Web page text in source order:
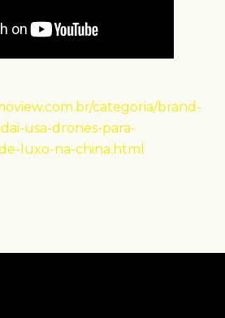
categoria/brand-
usa-drones-para-
luxo-na-china.html